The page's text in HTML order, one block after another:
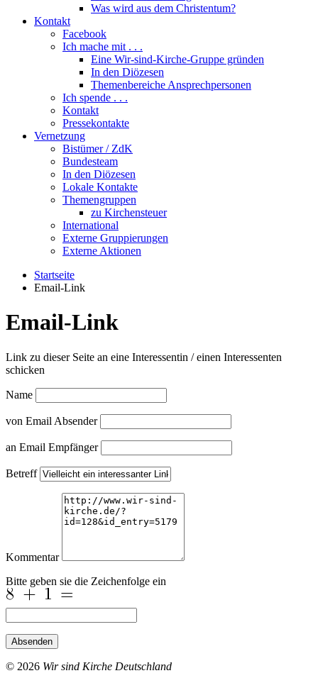
Was wird aus dem Christentum?
Kontakt
Facebook
Ich mache mit . . .
Eine Wir-sind-Kirche-Gruppe gründen
In den Diözesen
Themenbereiche Ansprechpersonen
Ich spende . . .
Kontakt
Pressekontakte
Vernetzung
Bistümer / ZdK
Bundesteam
In den Diözesen
Lokale Kontakte
Themengruppen
zu Kirchensteuer
International
Externe Gruppierungen
Externe Aktionen
Startseite
Email-Link
Email-Link
Link zu dieser Seite an eine Interessentin / einen Interessenten
schicken
Name
von Email Absender
an Email Empfänger
Betreff
Kommentar
Bitte geben sie die Zeichenfolge ein
Absenden
© 2026 Wir sind Kirche Deutschland